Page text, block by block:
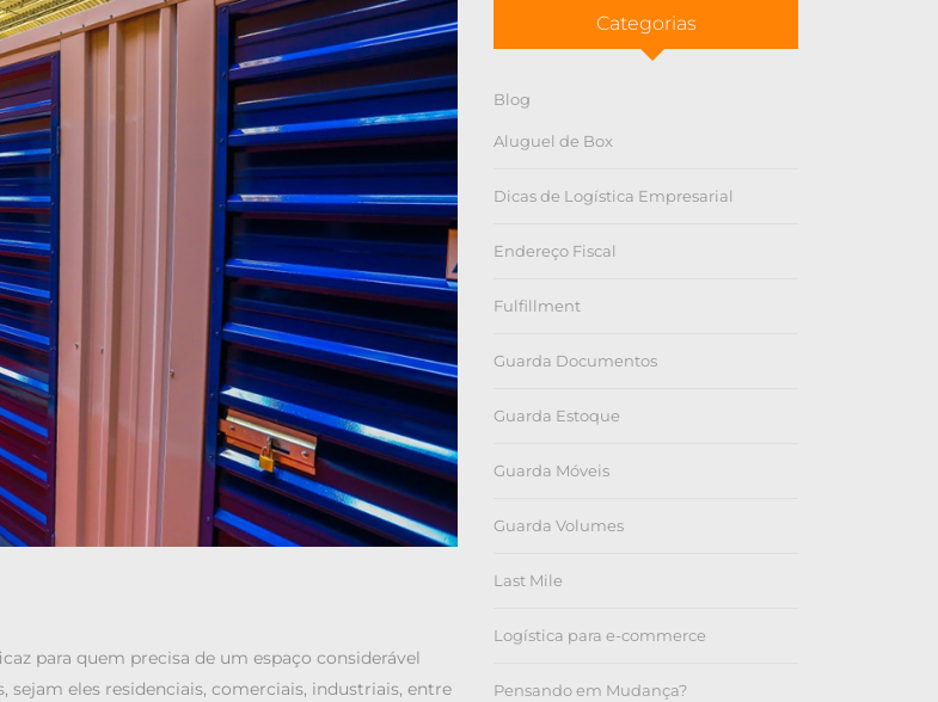
para quem precisa de um espaço considerável
eles residenciais, comerciais, industriais, entre
Categorias
Blog
Aluguel de Box
Dicas de Logística Empresarial
Endereço Fiscal
Fulfillment
Guarda Documentos
Guarda Estoque
Guarda Móveis
Guarda Volumes
Last Mile
Logística para e-commerce
Pensando em Mudança?